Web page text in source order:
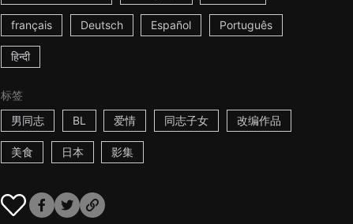
français Deutsch Español Português
हिन्दी
标签
男同志
BL 爱情 同志子女 改编作品
美食 日本 影集